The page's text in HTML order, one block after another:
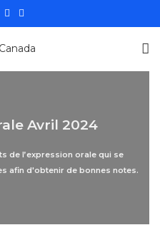
Avril 2024
de l’expression orale qui se
afin d'obtenir de bonnes notes.